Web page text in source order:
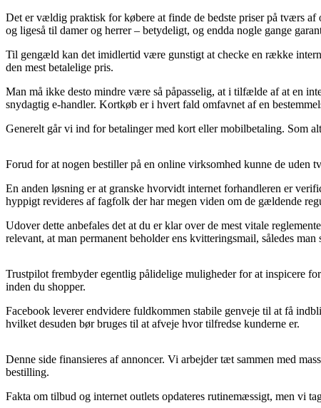
Det er vældig praktisk for købere at finde de bedste priser på tværs af
og ligeså til damer og herrer – betydeligt, og endda nogle gange
Til gengæld kan det imidlertid være gunstigt at checke en række
den mest betalelige pris.
Man må ikke desto mindre være så påpasselig, at i tilfælde af at en
snydagtig e-handler. Kortkøb er i hvert fald omfavnet af en
Generelt går vi ind for betalinger med kort eller mobilbetaling. Som
Forud for at nogen bestiller på en online virksomhed kunne de uden
En anden løsning er at granske hvorvidt internet forhandleren er
hyppigt revideres af fagfolk der har megen viden om de gældende
Udover dette anbefales det at du er klar over de mest vitale
relevant, at man permanent beholder ens kvitteringsmail, således
Trustpilot frembyder egentlig pålidelige muligheder for at inspicere
inden du shopper.
Facebook leverer endvidere fuldkommen stabile genveje til at få
hvilket desuden bør bruges til at afveje hvor tilfredse kunderne er.
Denne side finansieres af annoncer. Vi arbejder tæt sammen med
bestilling.
Fakta om tilbud og internet outlets opdateres rutinemæssigt, men vi